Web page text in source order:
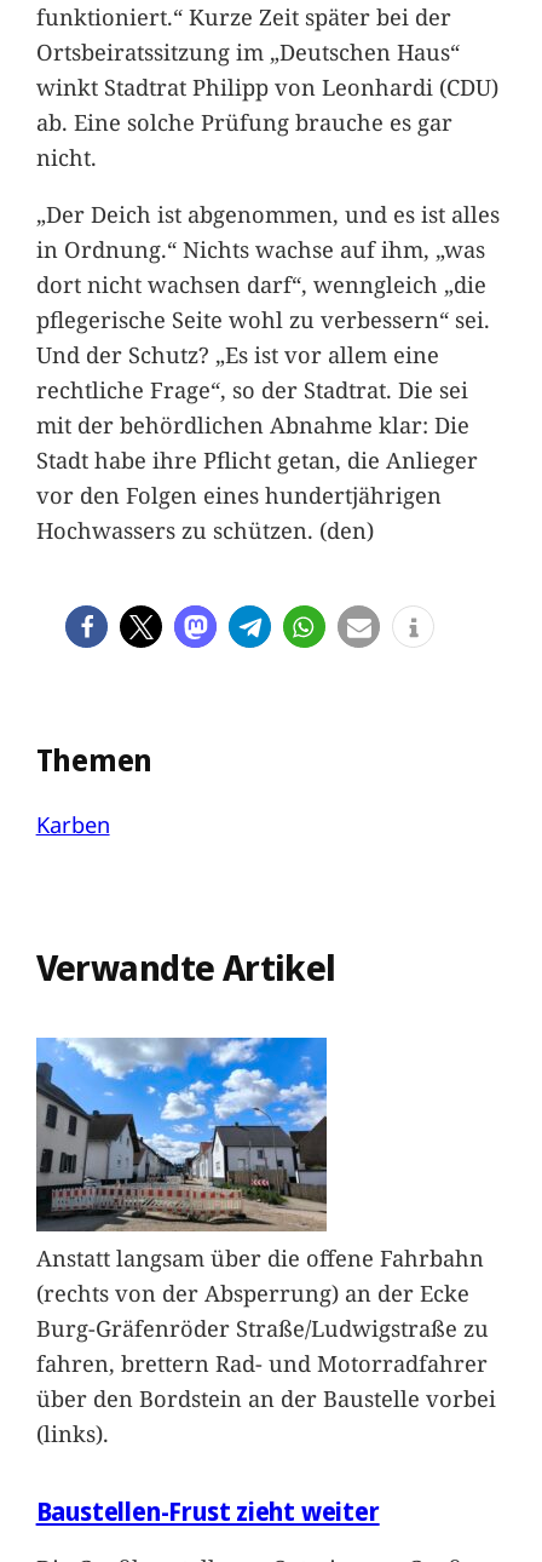
funktioniert.“ Kurze Zeit später bei der
Ortsbeiratssitzung im „Deutschen Haus“
winkt Stadtrat Philipp von Leonhardi (CDU)
ab. Eine solche Prüfung brauche es gar
nicht.
„Der Deich ist abgenommen, und es ist alles
in Ordnung.“ Nichts wachse auf ihm, „was
dort nicht wachsen darf“, wenngleich „die
pflegerische Seite wohl zu verbessern“ sei.
Und der Schutz? „Es ist vor allem eine
rechtliche Frage“, so der Stadtrat. Die sei
mit der behördlichen Abnahme klar: Die
Stadt habe ihre Pflicht getan, die Anlieger
vor den Folgen eines hundertjährigen
Hochwassers zu schützen. (den)
Themen
Karben
Verwandte Artikel
Anstatt langsam über die offene Fahrbahn
(rechts von der Absperrung) an der Ecke
Burg-Gräfenröder Straße/Ludwigstraße zu
fahren, brettern Rad- und Motorradfahrer
über den Bordstein an der Baustelle vorbei
(links).
Baustellen-Frust zieht weiter